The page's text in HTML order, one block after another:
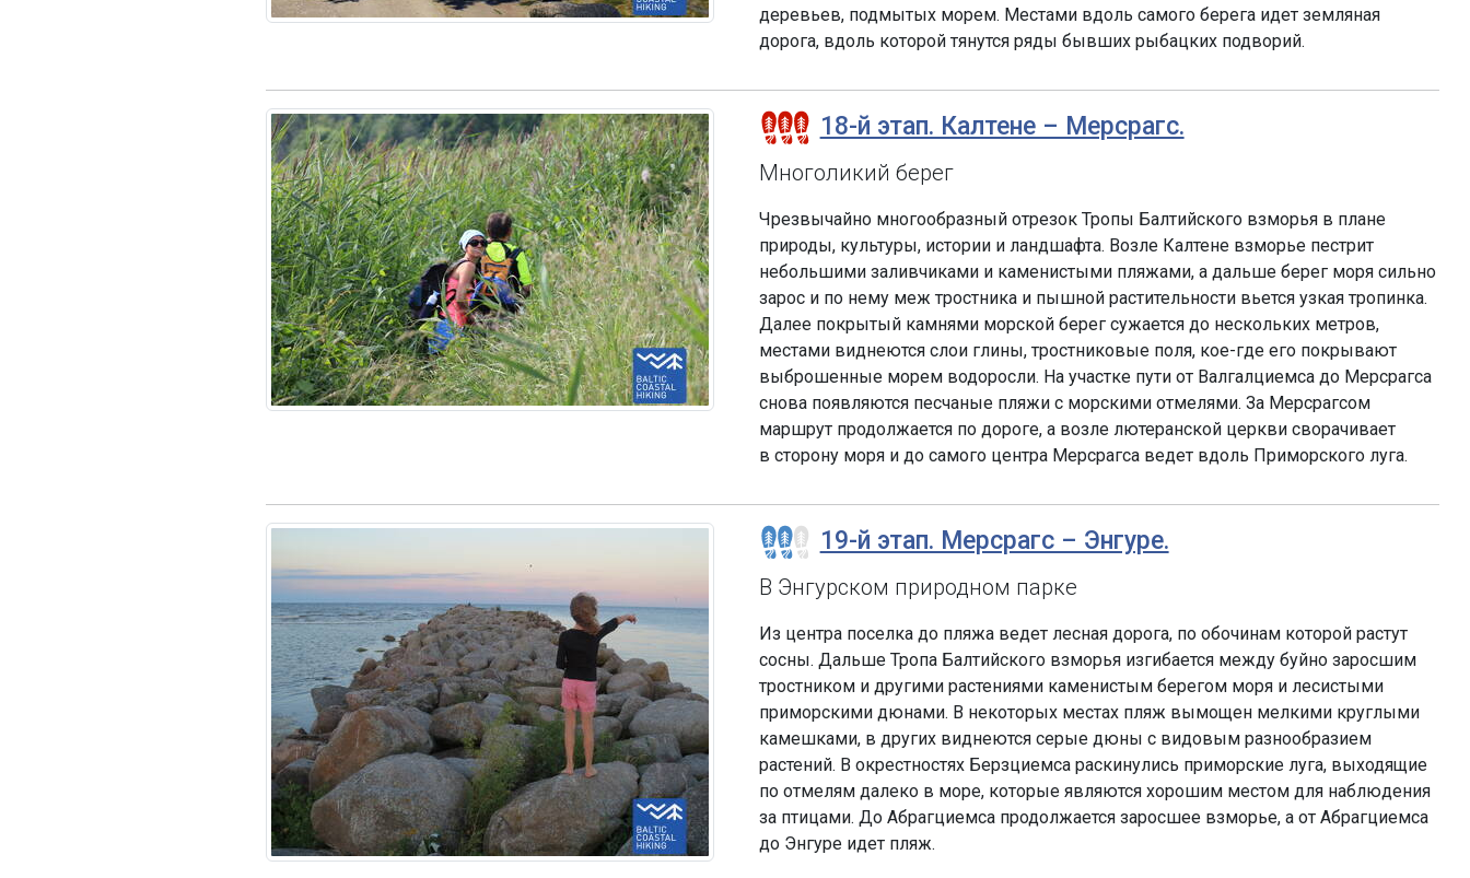
деревьев, подмытых морем. Местами вдоль самого берега идет земляная
дорога, вдоль которой тянутся ряды бывших рыбацких подворий.
18-й этап. Калтене – Мерсрагс.
Многоликий берег
Чрезвычайно многообразный отрезок Тропы Балтийского взморья в плане
природы, культуры, истории и ландшафта. Возле Калтене взморье пестрит
небольшими заливчиками и каменистыми пляжами, а дальше берег моря сильно
зарос и по нему меж тростника и пышной растительности вьется узкая тропинка.
Далее покрытый камнями морской берег сужается до нескольких метров,
местами виднеются слои глины, тростниковые поля, кое-где его покрывают
выброшенные морем водоросли. На участке пути от Валгалциемса до Мерсрагса
снова появляются песчаные пляжи с морскими отмелями. За Мерсрагсом
маршрут продолжается по дороге, а возле лютеранской церкви сворачивает
в сторону моря и до самого центра Мерсрагса ведет вдоль Приморского луга.
19-й этап. Мерсрагс – Энгуре.
В Энгурском природном парке
Из центра поселка до пляжа ведет лесная дорога, по обочинам которой растут
сосны. Дальше Тропа Балтийского взморья изгибается между буйно заросшим
тростником и другими растениями каменистым берегом моря и лесистыми
приморскими дюнами. В некоторых местах пляж вымощен мелкими круглыми
камешками, в других виднеются серые дюны с видовым разнообразием
растений. В окрестностях Берзциемса раскинулись приморские луга, выходящие
по отмелям далеко в море, которые являются хорошим местом для наблюдения
за птицами. До Абрагциемса продолжается заросшее взморье, а от Абрагциемса
до Энгуре идет пляж.